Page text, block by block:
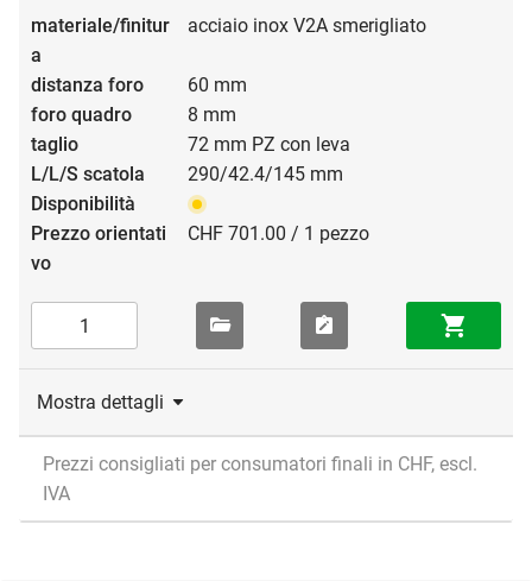
acciaio inox V2A smerigliato
60 mm
8 mm
72 mm PZ con leva
290/42.4/145 mm
CHF 701.00 / 1 pezzo
Mostra dettagli
Prezzi consigliati per consumatori finali in CHF, escl.
IVA